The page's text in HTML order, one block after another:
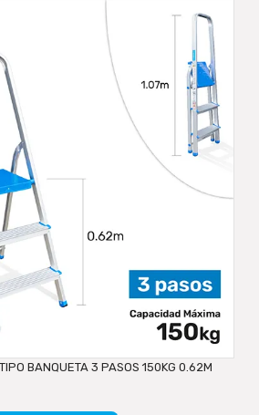
BANQUETA 3 PASOS 150KG 0.62M